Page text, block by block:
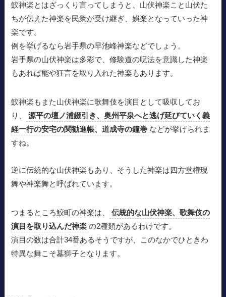
鮫神楽とはざっくり言ってしまうと、山伏神楽こと山伏た
ちが伝えた神楽を民衆が受け継ぎ、娯楽となっていった神
楽です。
例を挙げるなら岩手県の早池峰神楽などでしょう。
岩手県の山伏神楽は多彩で、修験道の呪法を意識した神楽
もあれば能や狂言を取り入れた神楽もあります。
鮫神楽もまた山伏神楽に歌舞伎を演目として吸収してお
り、
源平の壇ノ浦錣引き、奥州平泉へと逃げ延びていく義
経一行の安宅の関勧進帳、道成寺の鐘巻 などが挙げられま
すね。
逆に伝統的な山伏神楽もあり、そうした神楽は四方堂権現
舞や神楽舞と呼ばれています。
つまるところ鮫町の神楽は、
伝統的な山伏神楽、歌舞伎の
演目を取り込んだ神楽 の2種類があるわけです。
演目の数は合計34番あるそうですが、このなかでひときわ
特異な舞こそ墓獅子となります。